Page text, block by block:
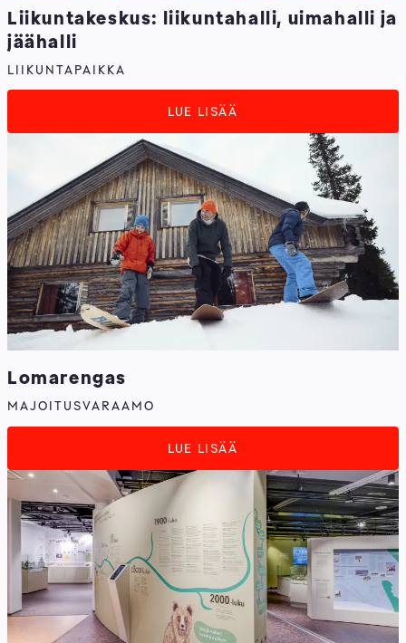
Liikuntakeskus: liikuntahalli, uimahalli ja
jäähalli
LIIKUNTAPAIKKA
LUE LISÄÄ
Lomarengas
MAJOITUSVARAAMO
LUE LISÄÄ